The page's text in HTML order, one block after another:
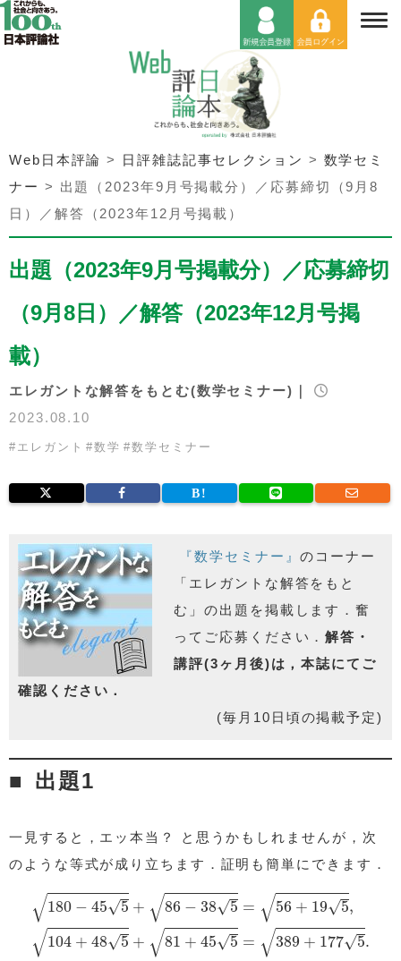
Web日本評論 > 日評雑誌記事セレクション > 数学セミ
ナー > 出題（2023年9月号掲載分）／応募締切（9月8
日）／解答（2023年12月号掲載）
出題（2023年9月号掲載分）／応募締切
（9月8日）／解答（2023年12月号掲
載）
エレガントな解答をもとむ(数学セミナー)｜
2023.08.10
# エレガント #数学 #数学セミナー
『数学セミナー』のコーナー
「エレガントな解答をもと
む」の出題を掲載します．奮
ってご応募ください．解答・
講評(3ヶ月後)は，本誌にてご
確認ください．
(毎月10日頃の掲載予定)
出題1
一見すると，エッ本当？ と思うかもしれませんが，次
のような等式が成り立ちます．証明も簡単にできます．
√180 − 45√5 + √86 − 38√5 = √56 + 19√5,
√104 + 48√5 + √81 + 45√5 = √389 + 177√5.
180−455+86− =56+195,104 485+81+455